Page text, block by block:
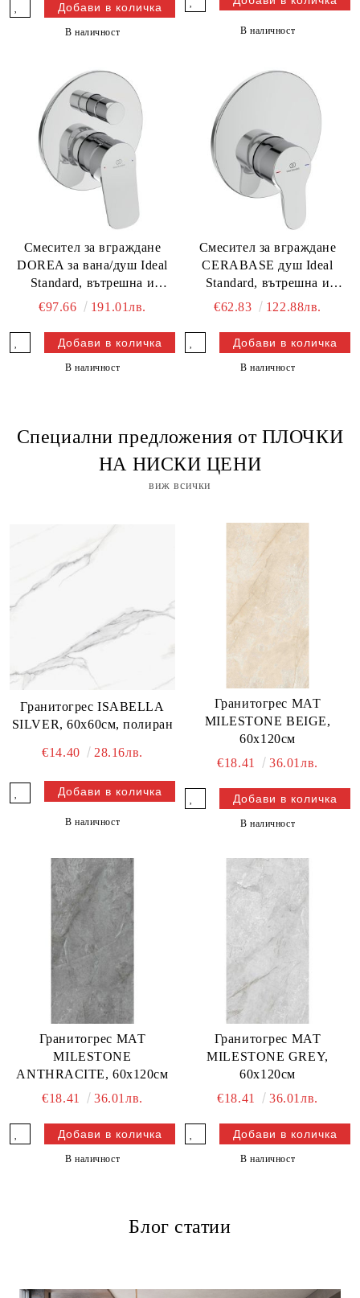
В наличност В наличност
Смесител за вграждане
DOREA за вана/душ Ideal
Standard, вътрешна и
външна част
€97.66 191.01лв.
В наличност
Смесител за вграждане
CERABASE душ Ideal
Standard, вътрешна и
външна част
€62.83 122.88лв.
В наличност
Специални предложения от ПЛОЧКИ
НА НИСКИ ЦЕНИ
виж всички
Гранитогрес ISABELLA
SILVER, 60х60см, полиран
€14.40 28.16лв.
В наличност
Гранитогрес МАТ
MILESTONE BEIGE,
60х120см
€18.41
36.01лв.
В наличност
Гранитогрес МАТ
MILESTONE
ANTHRACITE, 60х120см
€18.41
36.01лв.
В наличност
Гранитогрес МАТ
MILESTONE GREY,
60х120см
€18.41
36.01лв.
В наличност
Блог статии